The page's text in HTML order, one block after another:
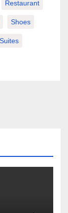
Restaurant
Shoes
Suites